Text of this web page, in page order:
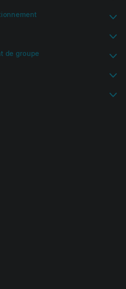
de groupe